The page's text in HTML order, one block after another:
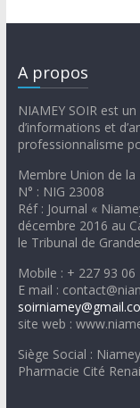
A propos
NIAMEY SOIR est
d’informations et
professionnalisme
Membre Union de
N° : NIG 23008
Réf : Journal «
décembre 2016 au
le Tribunal de
Mobile : + 227 93
E mail :
site web :
Siège Social :
Pharmacie Cité